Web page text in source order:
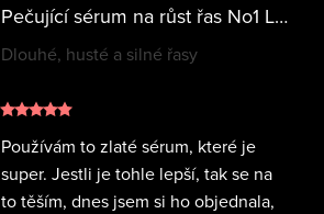
Pečující sérum na růst řas No1 Lash PRO
Dlouhé, husté a silné řasy
Používám to zlaté sérum, které je
super. Jestli je tohle lepší, tak se na
to těším, dnes jsem si ho objednala,